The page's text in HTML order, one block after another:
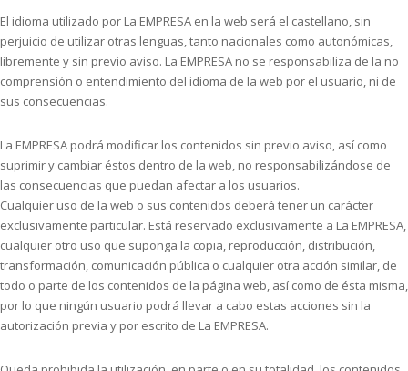
El idioma utilizado por La EMPRESA en la web será el castellano, sin
perjuicio de utilizar otras lenguas, tanto nacionales como autonómicas,
libremente y sin previo aviso. La EMPRESA no se responsabiliza de la no
comprensión o entendimiento del idioma de la web por el usuario, ni de
sus consecuencias.
La EMPRESA podrá modificar los contenidos sin previo aviso, así como
suprimir y cambiar éstos dentro de la web, no responsabilizándose de
las consecuencias que puedan afectar a los usuarios.
Cualquier uso de la web o sus contenidos deberá tener un carácter
exclusivamente particular. Está reservado exclusivamente a La EMPRESA,
cualquier otro uso que suponga la copia, reproducción, distribución,
transformación, comunicación pública o cualquier otra acción similar, de
todo o parte de los contenidos de la página web, así como de ésta misma,
por lo que ningún usuario podrá llevar a cabo estas acciones sin la
autorización previa y por escrito de La EMPRESA.